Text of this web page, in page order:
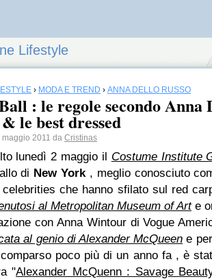
Lifestyle
› MODA E TREND › ANNA DELLO RUSSO
: le regole secondo Anna
le best dressed
2011 da Cristinas
lunedì 2 maggio il Costume Institute
di New York, meglio conosciuto
che hanno sfilato sul red
al Metropolitan Museum of Arte
con Anna Wintour di Vogue
al genio di Alexander McQueen e
poco più di un anno fa , è
"Alexander McQuenn : Savage